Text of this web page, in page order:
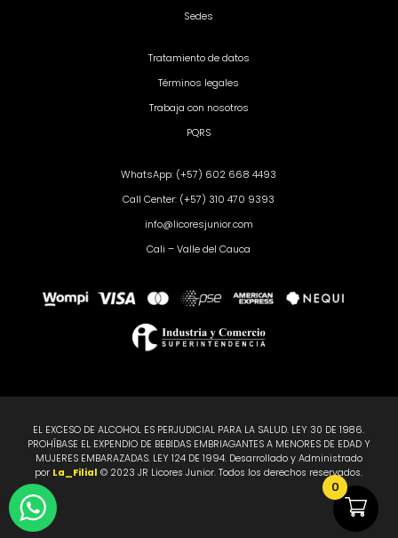
Sedes
Tratamiento de datos
Términos legales
Trabaja con nosotros
PQRS
WhatsApp: (+57) 602 668 4493
Call Center: (+57) 310 470 9393
info@licoresjunior.com
Cali – Valle del Cauca
EL EXCESO DE ALCOHOL ES PERJUDICIAL PARA LA SALUD. LEY 30 DE 1986.
PROHÍBASE EL EXPENDIO DE BEBIDAS EMBRIAGANTES A MENORES DE EDAD Y
MUJERES EMBARAZADAS. LEY 124 DE 1994. Desarrollado y Administrado
por La_Filial © 2023 JR Licores Junior. Todos los derechos reservados.
0